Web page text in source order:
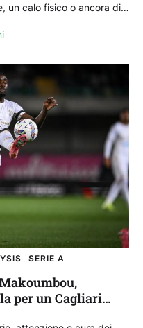
un calo fisico o ancora di
SERIE A
per un Cagliari